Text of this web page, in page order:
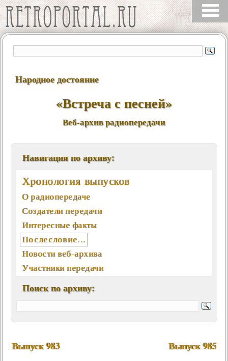
Народное достояние
«Встреча с песней»
Веб-архив радиопередачи
Навигация по архиву:
Хронология выпусков
О радиопередаче
Создатели передачи
Интересные факты
Послесловие...
Новости веб-архива
Участники передачи
Статьи, интервью, книги
Памятные даты августа
Поиск по архиву:
Выпуск 983 Выпуск 985